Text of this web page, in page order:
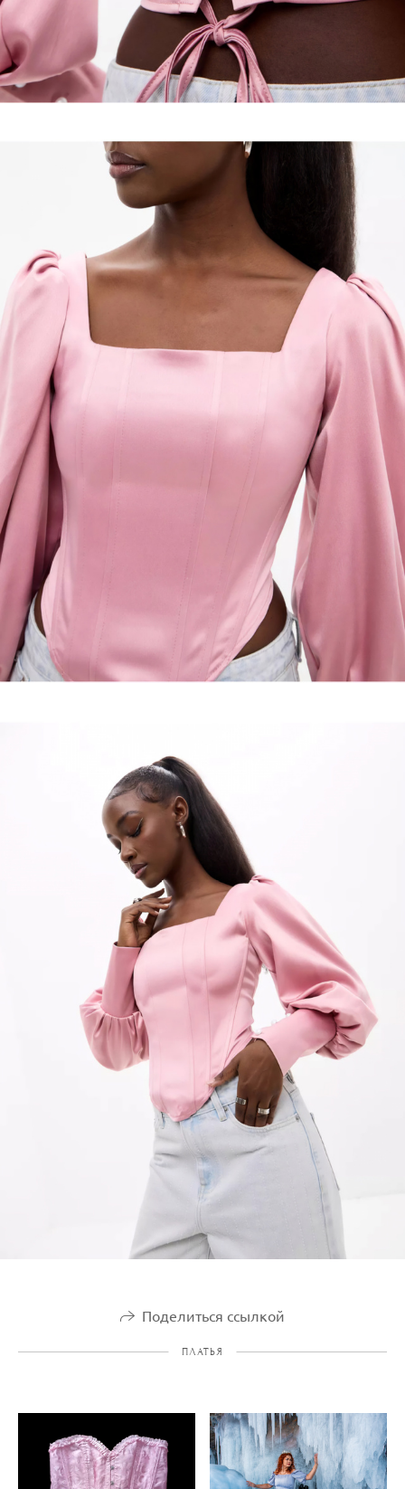
Поделиться ссылкой
ПЛАТЬЯ